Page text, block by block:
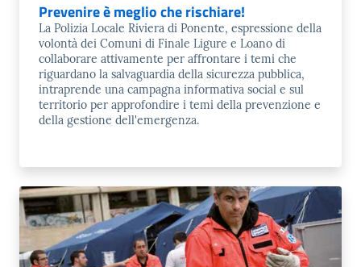
Prevenire è meglio che rischiare!
La Polizia Locale Riviera di Ponente, espressione della
volontà dei Comuni di Finale Ligure e Loano di
collaborare attivamente per affrontare i temi che
riguardano la salvaguardia della sicurezza pubblica,
intraprende una campagna informativa social e sul
territorio per approfondire i temi della prevenzione e
della gestione dell'emergenza.